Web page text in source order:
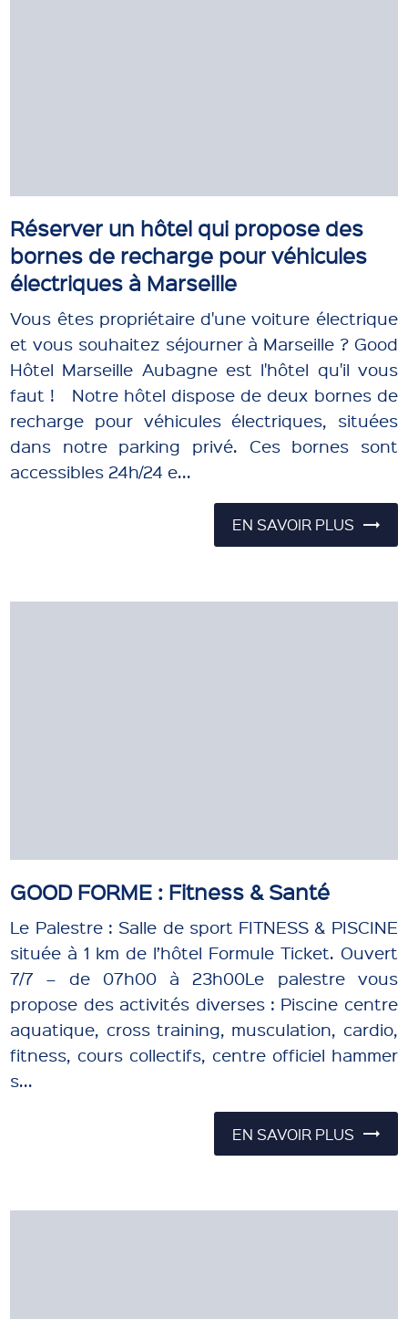
Réserver un hôtel qui propose des
bornes de recharge pour véhicules
électriques à Marseille
Vous êtes propriétaire d'une voiture électrique
et vous souhaitez séjourner à Marseille ? Good
Hôtel Marseille Aubagne est l'hôtel qu'il vous
faut ! Notre hôtel dispose de deux bornes de
recharge pour véhicules électriques, situées
dans notre parking privé. Ces bornes sont
accessibles 24h/24 e...
EN SAVOIR PLUS
GOOD FORME : Fitness & Santé
Le Palestre : Salle de sport FITNESS & PISCINE
située à 1 km de l’hôtel Formule Ticket. Ouvert
7/7 – de 07h00 à 23h00Le palestre vous
propose des activités diverses : Piscine centre
aquatique, cross training, musculation, cardio,
fitness, cours collectifs, centre officiel hammer
s...
EN SAVOIR PLUS